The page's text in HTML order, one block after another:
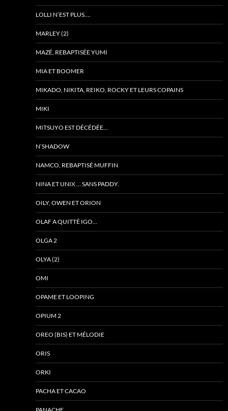
LOLLI N’EST PLUS….
MARLEY (2)
MAZÉ, REBAPTISÉE YUMI
MIA ET BOOMER
MIKADO, NIKITA, REIKO, ROCKY ET LEURS COPAINS
MIKI
MITSUYO EST DÉCÉDÉE…
N’SHADOW
NAMCO, REBAPTISÉ MUFFIN
NINA ET UNIX … SANS PADDY.
OILY, OWEN ET ORION
OLAF A QUITTÉ IGO…
OLGA 2
OLYA (2)
OMI
OPAME ET LOOPING
OPIUM 2
OREO (BIS) ET MÉLODIE
ORIS
ORKI
PACHA ET CACAO